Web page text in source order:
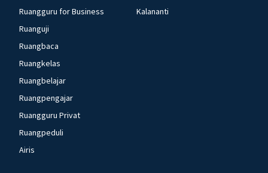
Ruangguru for Business
Ruanguji
Ruangbaca
Ruangkelas
Ruangbelajar
Ruangpengajar
Ruangguru Privat
Ruangpeduli
Airis
Kalananti